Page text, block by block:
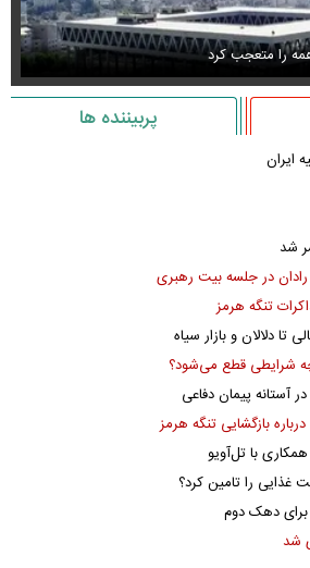
را متعجب کرد
پربیننده ها
ایران
شد
در جلسه بیت رهبری
تنگه هرمز
تا دلالان و بازار سیاه
شرایطی قطع می‌شود؟
آستانه پیمان دفاعی
بازگشایی تنگه هرمز
با تل‌آویو
غذایی را تامین کرد؟
برای دهک دوم
شد